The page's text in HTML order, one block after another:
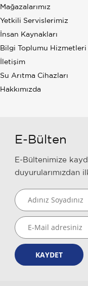
Mağazalarımız
Yetkili Servislerimiz
İnsan Kaynakları
Bilgi Toplumu Hizmetleri
İletişim
Su Arıtma Cihazları
Hakkımızda
E-Bülten
E-Bültenimize
duyurularımızdan
KAYDET